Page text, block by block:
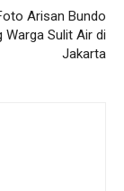
Arisan Bundo
Warga Sulit Air di
Jakarta